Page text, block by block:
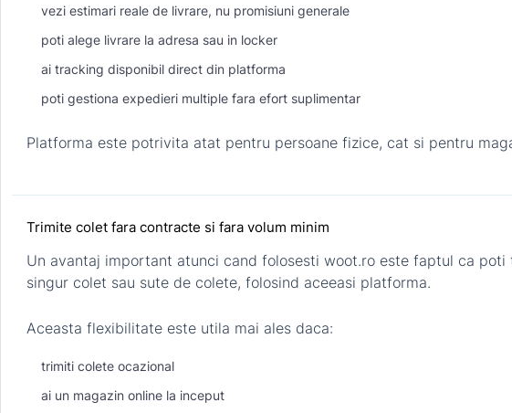
vezi estimari reale de livrare, nu promisiuni generale
poti alege livrare la adresa sau in locker
ai tracking disponibil direct din platforma
poti gestiona expedieri multiple fara efort suplimentar
Platforma este potrivita atat pentru persoane fizice, cat si pentru
Trimite colet fara contracte si fara volum minim
Un avantaj important atunci cand folosesti woot.ro este faptul ca
singur colet sau sute de colete, folosind aceeasi platforma.
Aceasta flexibilitate este utila mai ales daca:
trimiti colete ocazional
ai un magazin online la inceput